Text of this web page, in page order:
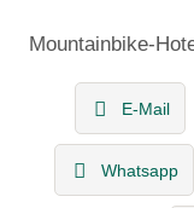
Mountainbike-
E-Mail
Whatsapp